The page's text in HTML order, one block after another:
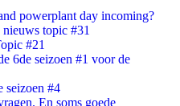
powerplant day incoming?
topic #31
#21
6de seizoen #1 voor de
#4
En soms goede